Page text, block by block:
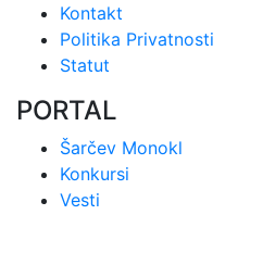
Kontakt
Politika Privatnosti
Statut
PORTAL
Šarčev Monokl
Konkursi
Vesti